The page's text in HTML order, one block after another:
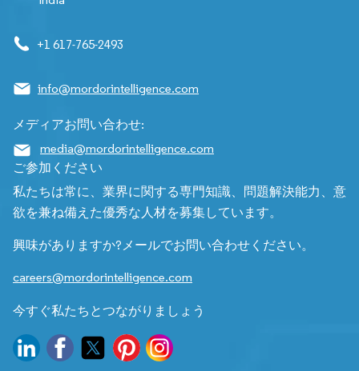
+1 617-765-2493
info@mordorintelligence.com
メディアお問い合わせ:
media@mordorintelligence.com
ご参加ください
私たちは常に、業界に関する専門知識、問題解決能力、意
欲を兼ね備えた優秀な人材を募集しています。
興味がありますか?メールでお問い合わせください。
careers@mordorintelligence.com
今すぐ私たちとつながりましょう